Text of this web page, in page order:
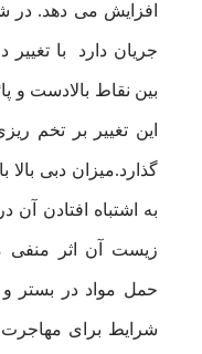
افزایش می دهد. در
جریان دارد با
بین نقاط بالادست و
این تغییر بر تخم
گذارد.میزان دبی
به اشتباه افتادن
زیست آن اثر منفی
حمل مواد در بستر
شرایط برای